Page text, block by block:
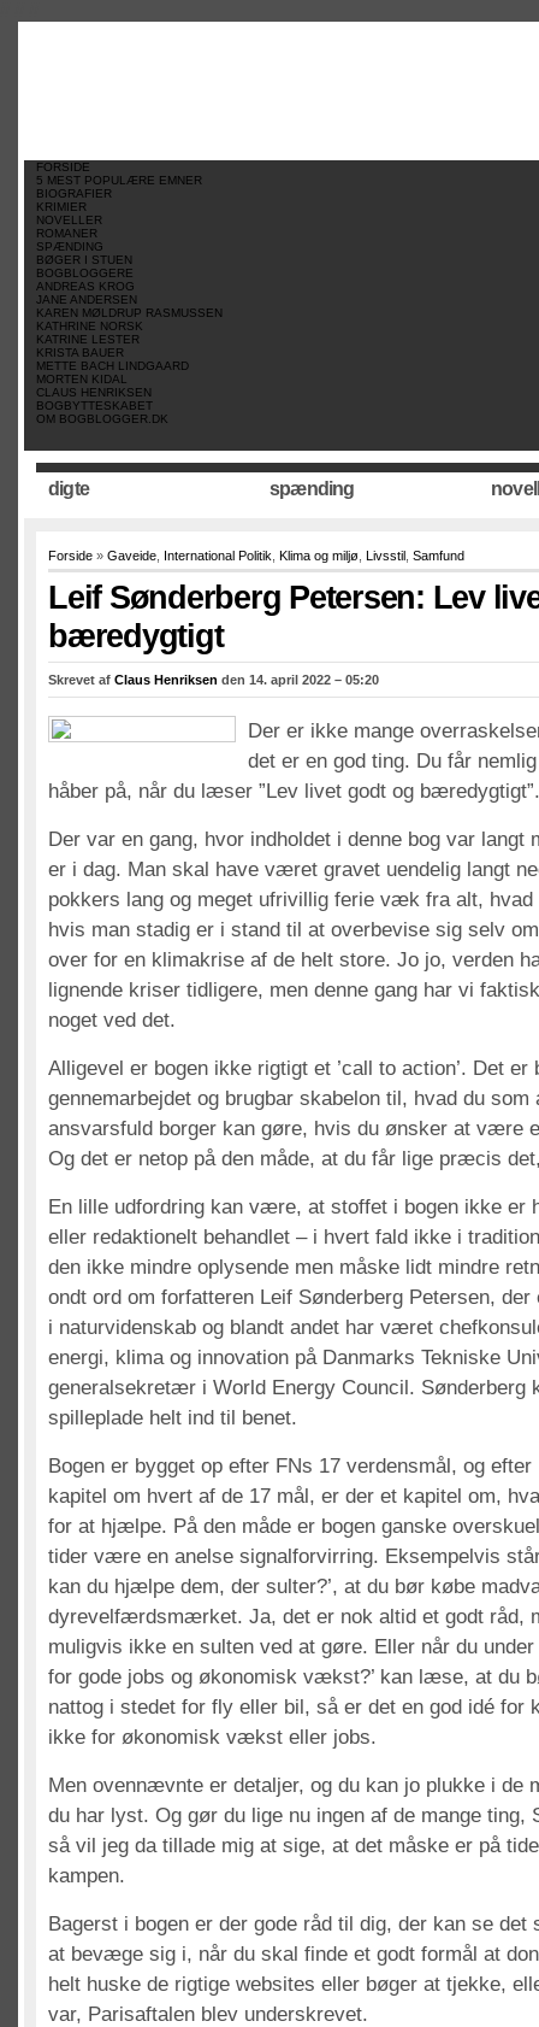
FORSIDE
5 MEST POPULÆRE EMNER
BIOGRAFIER
KRIMIER
NOVELLER
ROMANER
SPÆNDING
BØGER I STUEN
BOGBLOGGERE
ANDREAS KROG
JANE ANDERSEN
KAREN MØLDRUP RASMUSSEN
KATHRINE NORSK
KATRINE LESTER
KRISTA BAUER
METTE BACH LINDGAARD
MORTEN KIDAL
CLAUS HENRIKSEN
BOGBYTTESKABET
OM BOGBLOGGER.DK
digte spænding
Forside » Gaveide International Politik Klima og miljø Livsstil Samfund
Leif Sønderberg Petersen: Lev
bæredygtigt
Skrevet af Claus Henriksen den 14. april 2022 – 05:20
Der er ikke mange
det er en god ting. Du får
håber på, når du læser ”Lev livet godt og bæredygtigt”.
Der var en gang, hvor indholdet i denne bog var langt
er i dag. Man skal have været gravet uendelig langt
pokkers lang og meget ufrivillig ferie væk fra alt, hvad
hvis man stadig er i stand til at overbevise sig selv
over for en klimakrise af de helt store. Jo jo, verden
lignende kriser tidligere, men denne gang har vi
noget ved det.
Alligevel er bogen ikke rigtigt et ’call to action’. Det er
gennemarbejdet og brugbar skabelon til, hvad du som
ansvarsfuld borger kan gøre, hvis du ønsker at være
Og det er netop på den måde, at du får lige præcis
En lille udfordring kan være, at stoffet i bogen ikke er
eller redaktionelt behandlet – i hvert fald ikke i
den ikke mindre oplysende men måske lidt mindre
ondt ord om forfatteren Leif Sønderberg Petersen, der
i naturvidenskab og blandt andet har været
energi, klima og innovation på Danmarks Tekniske
generalsekretær i World Energy Council. Sønderberg
spilleplade helt ind til benet.
Bogen er bygget op efter FNs 17 verdensmål, og efter
kapitel om hvert af de 17 mål, er der et kapitel om,
for at hjælpe. På den måde er bogen ganske
tider være en anelse signalforvirring. Eksempelvis
kan du hjælpe dem, der sulter?’, at du bør købe
dyrevelfærdsmærket. Ja, det er nok altid et godt råd,
muligvis ikke en sulten ved at gøre. Eller når du under
for gode jobs og økonomisk vækst?’ kan læse, at du
nattog i stedet for fly eller bil, så er det en god idé for
ikke for økonomisk vækst eller jobs.
Men ovennævnte er detaljer, og du kan jo plukke i de
du har lyst. Og gør du lige nu ingen af de mange ting,
så vil jeg da tillade mig at sige, at det måske er på
kampen.
Bagerst i bogen er der gode råd til dig, der kan se det
at bevæge sig i, når du skal finde et godt formål at
helt huske de rigtige websites eller bøger at tjekke,
var, Parisaftalen blev underskrevet.